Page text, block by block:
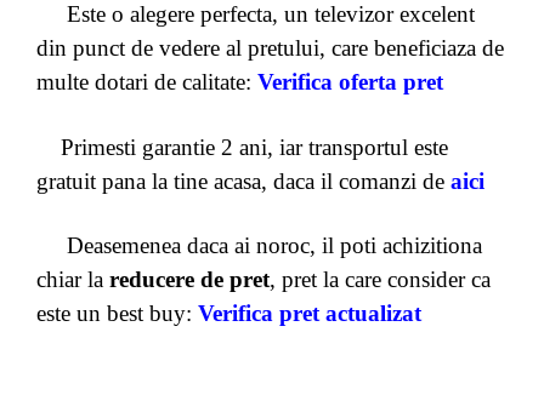
Este o alegere perfecta, un televizor excelent
din punct de vedere al pretului, care beneficiaza de
multe dotari de calitate: Verifica oferta pret
Primesti garantie 2 ani, iar transportul este
gratuit pana la tine acasa, daca il comanzi de aici
Deasemenea daca ai noroc, il poti achizitiona
chiar la reducere de pret, pret la care consider ca
este un best buy: Verifica pret actualizat